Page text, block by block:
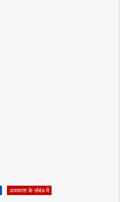
अवकाश के संबंध में